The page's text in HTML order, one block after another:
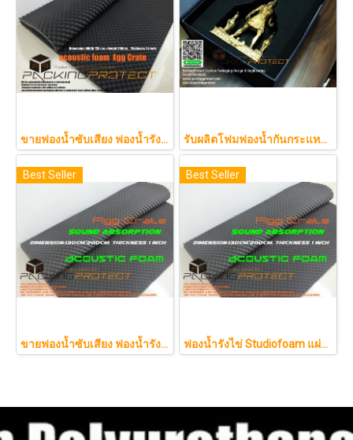
ขายฟองน้ำซับเสียง ฟองน้ำรังไข่ แผ่นซับเสียงห้อง ราคาถูกฟองน้ำรังไข่ แผ่นซับเสียงรังไข่ แผ่นซับเสียงรังไข่ Acoustic foam สีเทาดำขนาดใหญ่ 130*200ซม.หนา1.5นิ้วราคา350บาท(copy) รับผลิตโฟมฟองน้ำกันกระแทกรับออกแบบบรรจุภัณฑ์โมเดล art toy ต่างๆ
Best Seller
ขายฟองน้ำซับเสียง ฟองน้ำรังไข่ แผ่นซับเสียงห้อง ราคาถูกฟองน้ำรังไข่ แผ่นซับเสียงรังไข่ แผ่นซับเสียงรังไข่ Acoustic foam สีเ
Best Seller
ฟองน้ำรังไข่ Studiofoam แผ่นซับเสียงห้อง แผ่นซับเสียงรังไข่ แผ่นซับเสียงรังไข่ Acoustic foam สีเทาดำขนาดใหญ่ 125*200ซม.หนา1นิ้วราคา290บาท